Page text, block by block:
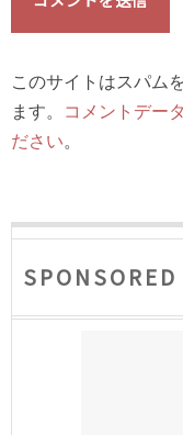
このサイトはスパム
ます。 コメントデー
ださい。